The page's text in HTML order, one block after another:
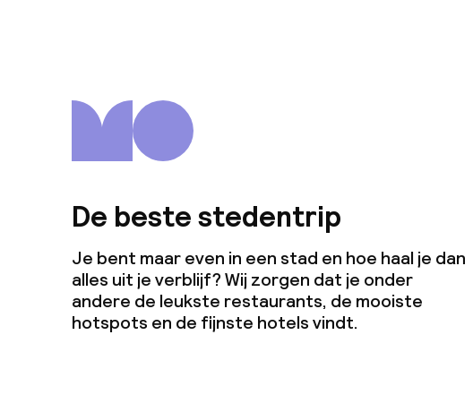
De beste stedentrip
Je bent maar even in een stad en hoe haal je dan
alles uit je verblijf? Wij zorgen dat je onder
andere de leukste restaurants, de mooiste
hotspots en de fijnste hotels vindt.